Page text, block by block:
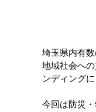
埼玉県内有
地域社会へ
ンディング
今回は防災